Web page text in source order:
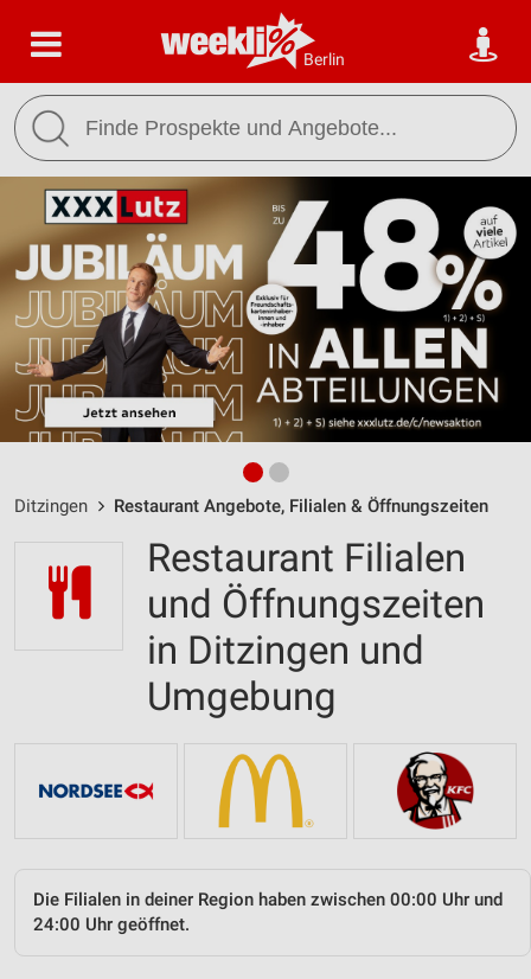
Berlin
Ditzingen Restaurant Angebote, Filialen & Öffnungszeiten
Restaurant Filialen
und Öffnungszeiten
in Ditzingen und
Umgebung
Die Filialen in deiner Region haben zwischen 00:00 Uhr und
24:00 Uhr geöffnet.